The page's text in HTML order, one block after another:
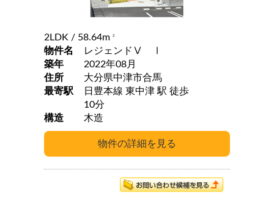
2LDK / 58.64m 2
物件名
レジェンドⅤ Ⅰ
築年
2022年08月
住所
大分県中津市合馬
最寄駅
日豊本線 東中津 駅 徒歩
10分
構造
木造